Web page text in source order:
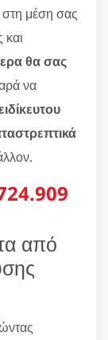
στη μέση σας
και
θα σας
να
από